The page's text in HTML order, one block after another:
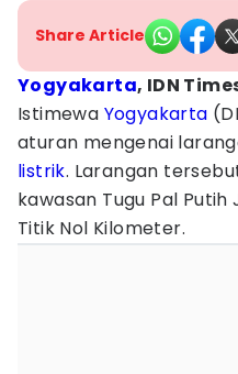
Share Article
Yogyakarta, IDN
Istimewa Yogyakarta
aturan mengenai
listrik. Larangan
kawasan Tugu Pal Putih
Titik Nol Kilometer.